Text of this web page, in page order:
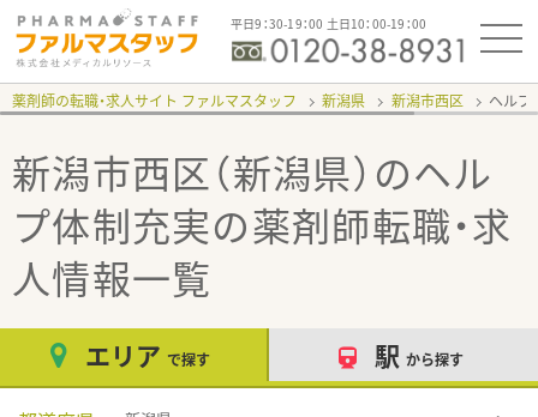
平日9：30-19：00 土日10：00-19：00
薬剤師の転職・求人サイト ファルマスタッフ 新潟県 新潟市西区 ヘル
新潟市西区（新潟県）のヘル
プ体制充実の薬剤師転職・求
人情報一覧
エリア で探す 駅 から探す